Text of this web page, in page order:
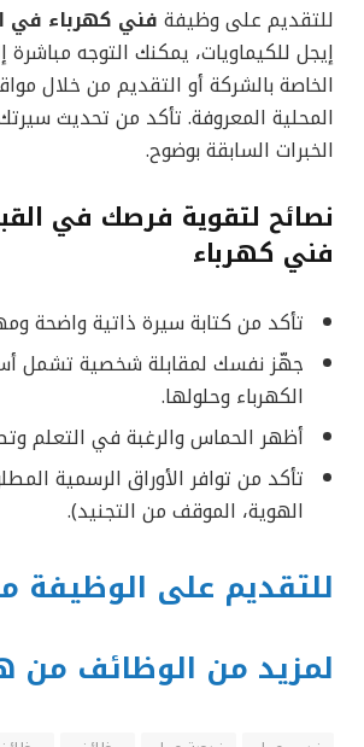
للتقديم على وظيفةفني كهرباء في
إيجل للكيماويات، يمكنك التوجه مباشرة
الخاصة بالشركة أو التقديم من خلال
المحلية المعروفة. تأكد من تحديث
الخبرات السابقة بوضوح.
نصائح لتقوية فرصك في
فني كهرباء
تأكد من كتابة سيرة ذاتية واضحة
جهّز نفسك لمقابلة شخصية تشمل
الكهرباء وحلولها.
أظهر الحماس والرغبة في التعلم
تأكد من توافر الأوراق الرسمية
الهوية، الموقف من التجنيد).
للتقديم على الوظيفة
لمزيد من الوظائف من